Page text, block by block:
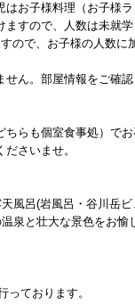
お子様料理（お子様
すので、人数は未就
ので、お子様の人数
ん。部屋情報をご確認
らも個室食事処）でお
さいませ。
風呂(岩風呂・谷川岳ビ
泉と壮大な景色をお
っております。